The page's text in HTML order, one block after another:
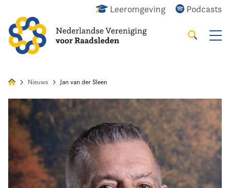
Leeromgeving Podcasts
Zoeken
Home
Agenda
Nieuws
Nieuws Jan van der Sleen